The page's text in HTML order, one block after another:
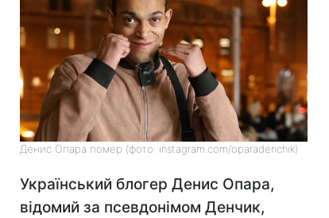
Денис Опара помер (фото: instagram.com/oparadenchik)
Український блогер Денис Опара,
відомий за псевдонімом Денчик,